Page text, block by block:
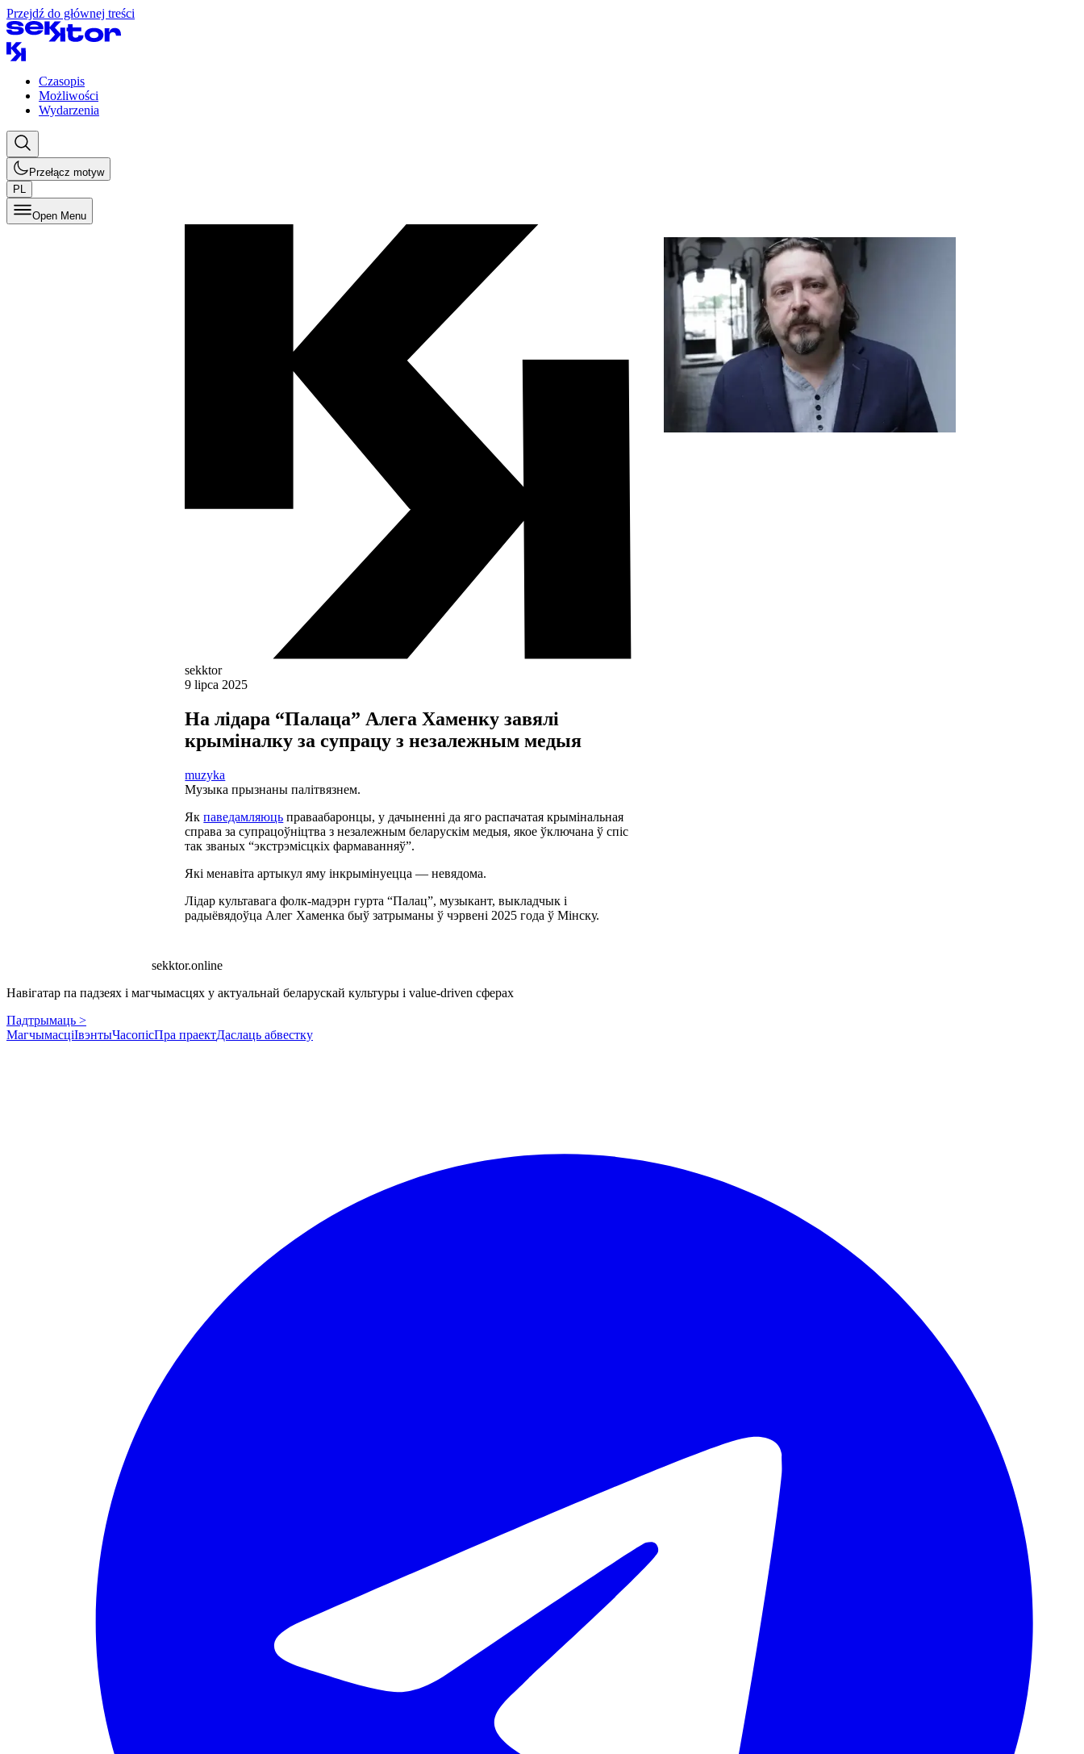
Przejdź do głównej treści
Czasopis
Możliwości
Wydarzenia
Przełącz motyw
PL
Open Menu
sekktor
9 lipca 2025
На лідара “Палаца” Алега Хаменку завялі
крыміналку за супрацу з незалежным медыя
muzyka
Музыка прызнаны палітвязнем.
Якпаведамляюць праваабаронцы, у дачыненні да яго распачатая крымінальная
справа за супрацоўніцтва з незалежным беларускім медыя, якое ўключана ў спіс
так званых “экстрэмісцкіх фармаванняў”.
Які менавіта артыкул яму інкрымінуецца — невядома.
Лідар культавага фолк-мадэрн гурта “Палац”, музыкант, выкладчык і
радыёвядоўца Алег Хаменка быў затрыманы ў чэрвені 2025 года ў Мінску.
sekktor.online
Навігатар па падзеях і магчымасцях у актуальнай беларускай культуры і value-driven сферах
Падтрымаць >
МагчымасціІвэнтыЧасопісПра праектДаслаць абвестку